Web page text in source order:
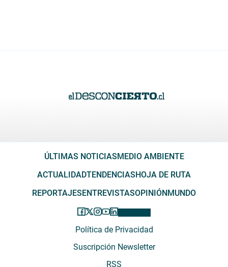
ÚLTIMAS NOTICIAS MEDIO AMBIENTE
ACTUALIDADTENDENCIAS HOJA DE RUTA
REPORTAJES ENTREVISTASOPINIÓN MUNDO
Política de Privacidad
Suscripción Newsletter
RSS